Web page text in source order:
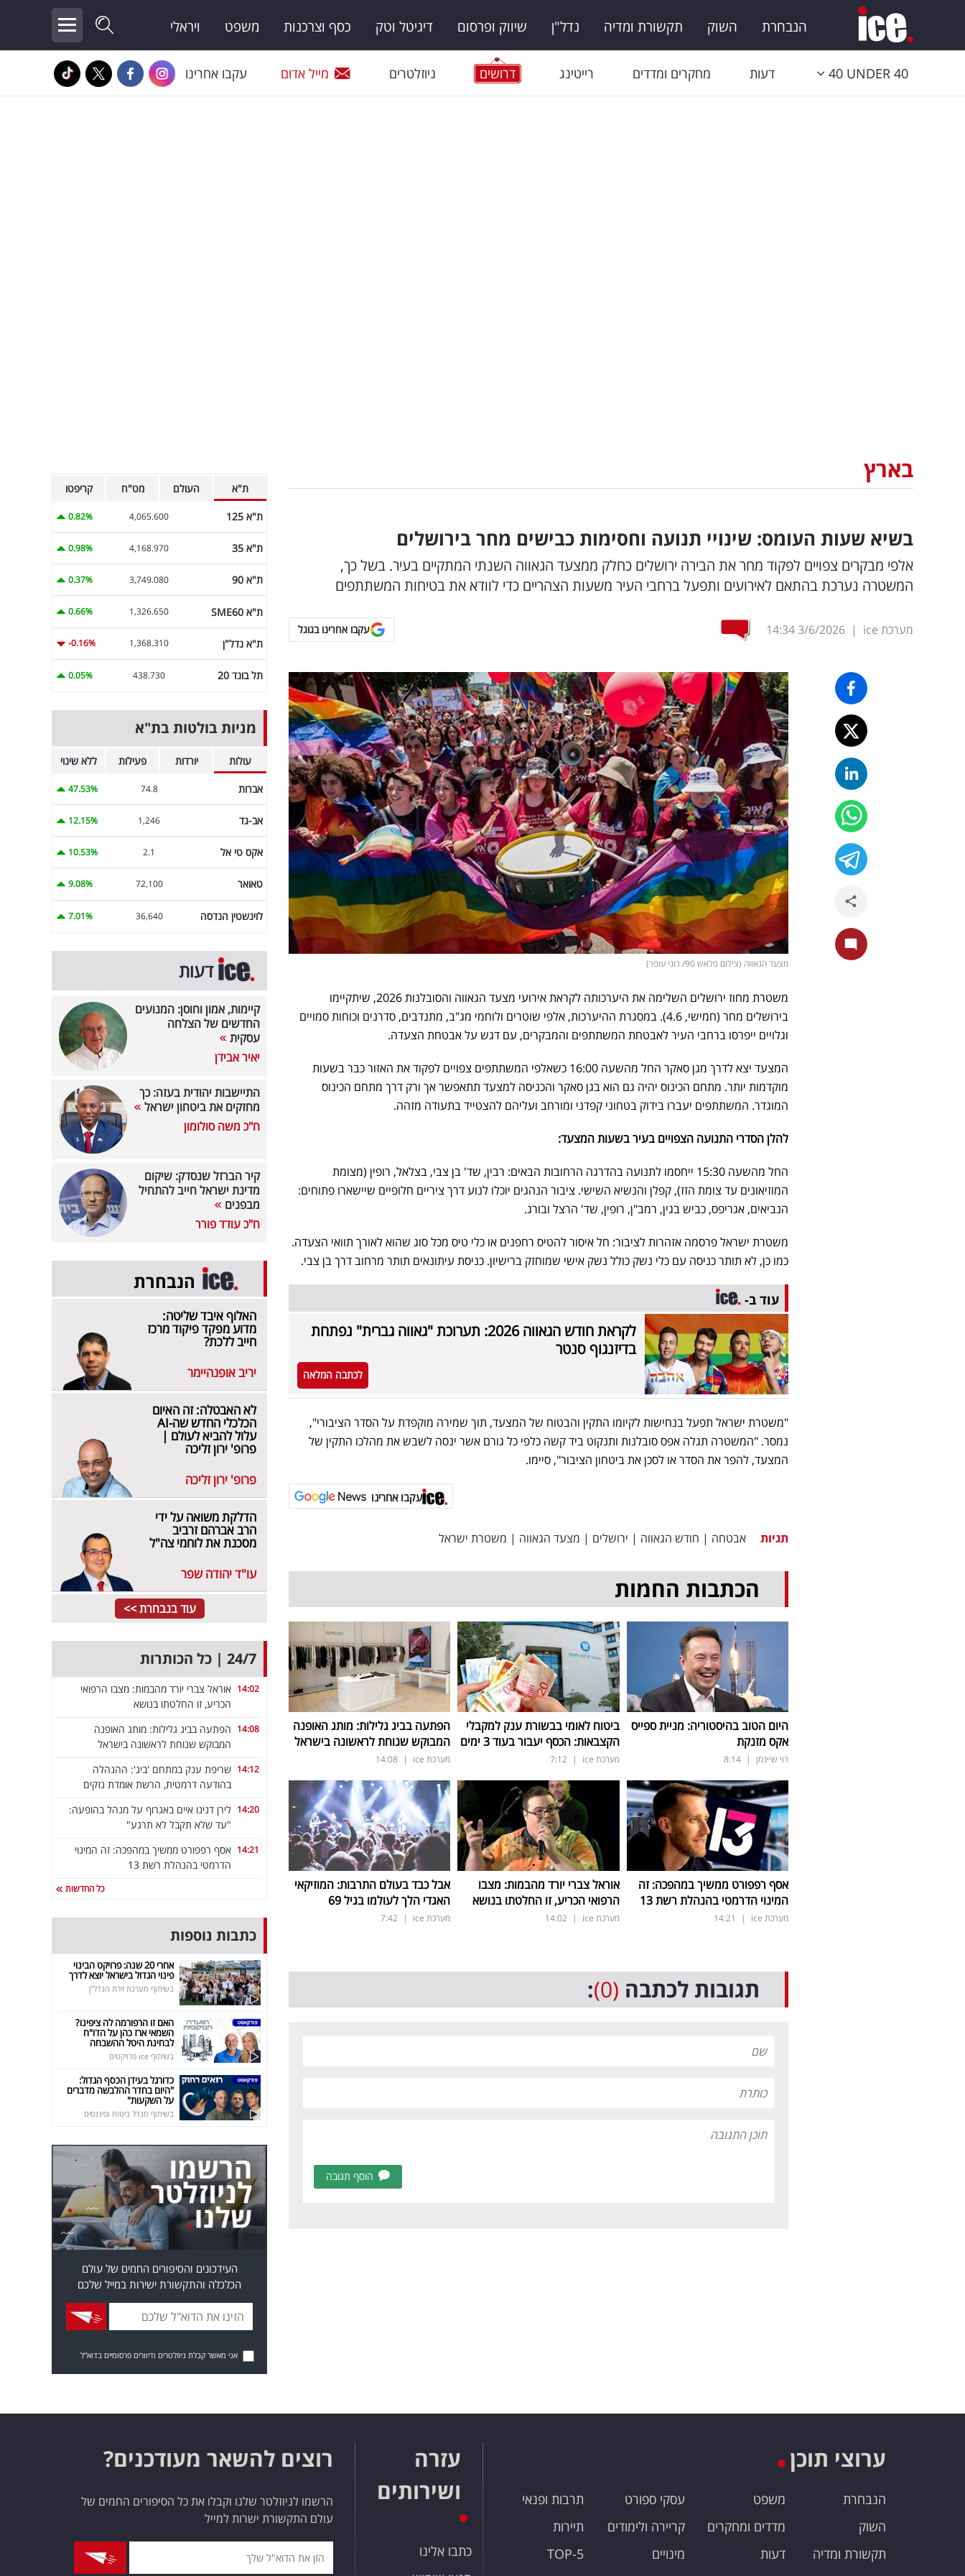
הנבחרת השוק תקשורת ומדיה נדל"ן שיווק ופרסום דיגיטל וטק כסף וצרכנות משפט ויראלי
40 UNDER 40 דעות מחקרים ומדדים רייטינג דרושים ניוזלטרים מייל אדום עקבו אחרינו
בארץ
בשיא שעות העומס: שינויי תנועה וחסימות כבישים מחר בירושלים
אלפי מבקרים צפויים לפקוד מחר את הבירה ירושלים כחלק ממצעד הגאווה השנתי המתקיים בעיר. בשל כך,
המשטרה נערכת בהתאם לאירועים ותפעל ברחבי העיר משעות הצהריים כדי לוודא את בטיחות המשתתפים
מערכת ice |
3/6/2026
14:34 עקבו אחרינו בגוגל
מצעד הגאווה (צילום פלאש 90/ רוני עופר)
משטרת מחוז ירושלים השלימה את היערכותה לקראת אירועי מצעד הגאווה והסובלנות 2026, שיתקיימו
בירושלים מחר (חמישי, 4.6). במסגרת ההיערכות, אלפי שוטרים ולוחמי מג"ב, מתנדבים, סדרנים וכוחות סמויים
וגלויים ייפרסו ברחבי העיר לאבטחת המשתתפים והמבקרים, עם דגש על אבטחת הצעדה.
המצעד יצא לדרך מגן סאקר החל מהשעה 16:00 כשאלפי המשתתפים צפויים לפקוד את האזור כבר בשעות
מוקדמות יותר. מתחם הכינוס יהיה גם הוא בגן סאקר והכניסה למצעד תתאפשר אך ורק דרך מתחם הכינוס
המוגדר. המשתתפים יעברו בידוק בטחוני קפדני ומורחב ועליהם להצטייד בתעודה מזהה.
להלן הסדרי התנועה הצפויים בעיר בשעות המצעד:
​החל מהשעה 15:30 ייחסמו לתנועה בהדרגה הרחובות הבאים: רבין, שד' בן צבי, בצלאל, רופין (מצומת
המוזיאונים עד צומת הזז), קפלן והנשיא השישי. ציבור הנהגים יוכלו לנוע דרך ציריים חלופיים שיישארו פתוחים:
הנביאים, אגריפס, כביש בגין, רמב"ן, רופין, שד' הרצל ובורג.
משטרת ישראל פרסמה אזהרות לציבור: חל איסור להטיס רחפנים או כלי טיס מכל סוג שהוא לאורך תוואי הצעדה.
כמו כן, לא תותר כניסה עם כלי נשק כולל נשק אישי שמוחזק ברישיון. כניסת עיתונאים תותר מרחוב דרך בן צבי.
עוד ב-
לקראת חודש הגאווה 2026: תערוכת "גאווה גברית" נפתחת
בדיזנגוף סנטר
לכתבה המלאה
​"משטרת ישראל תפעל בנחישות לקיומו התקין והבטוח של המצעד, תוך שמירה מוקפדת על הסדר הציבורי",
נמסר. "המשטרה תגלה אפס סובלנות ותנקוט ביד קשה כלפי כל גורם אשר ינסה לשבש את מהלכו התקין של
המצעד, להפר את הסדר או לסכן את ביטחון הציבור", סיימו.
עקבו אחרינו
תגיות אבטחה | חודש הגאווה | ירושלים | מצעד הגאווה | משטרת ישראל
הכתבות החמות
היום הטוב בהיסטוריה: מניית ספייס
אקס מזנקת
רוי שיינמן |
8:14
ביטוח לאומי בבשורת ענק למקבלי
הקצבאות: הכסף יעבור בעוד 3 ימים
מערכת ice |
7:12
הפתעה בביג גלילות: מותג האופנה
המבוקש שנוחת לראשונה בישראל
מערכת ice |
14:08
אסף רפפורט ממשיך במהפכה: זה
המינוי הדרמטי בהנהלת רשת 13
מערכת ice |
14:21
אוראל צברי יורד מהבמות: מצבו
הרפואי הכריע, זו החלטתו בנושא
מערכת ice |
14:02
אבל כבד בעולם התרבות: המוזיקאי
האגדי הלך לעולמו בגיל 69
מערכת ice |
7:42
תגובות לכתבה (0)
:
הוסף תגובה
ת"א העולם מט"ח קריפטו
ת"א 125 4,065.600
0.82%
ת"א 35 4,168.970
0.98%
ת"א 90 3,749.080
0.37%
ת"א SME60 1,326.650
0.66%
ת"א נדל"ן 1,368.310
-0.16%
תל בונד 20 438.730
0.05%
מניות בולטות בת"א
עולות יורדות פעילות ללא שינוי
אברות 74.8
47.53%
אב-גד 1,246
12.15%
אקס טי אל 2.1
10.53%
טאואר 72,100
9.08%
לוינשטין הנדסה 36,640
7.01%
דעות
קיימות, אמון וחוסן: המנועים
החדשים של הצלחה
עסקית
יאיר אבידן
התיישבות יהודית בעזה: כך
מחזקים את ביטחון ישראל
ח"כ משה סולומון
קיר הברזל שנסדק: שיקום
מדינת ישראל חייב להתחיל
מבפנים
ח"כ עודד פורר
הנבחרת
האלוף איבד שליטה:
מדוע מפקד פיקוד מרכז
חייב ללכת?
יריב אופנהיימר
לא האבטלה: זה האיום
הכלכלי החדש שה-AI
עלול להביא לעולם |
פרופ' ירון זליכה
פרופ' ירון זליכה
הדלקת משואה על ידי
הרב אברהם זרביב
מסכנת את לוחמי צה"ל
עו"ד יהודה שפר
עוד בנבחרת >>
24/7 | כל הכותרות
14:02 אוראל צברי יורד מהבמות: מצבו הרפואי
הכריע, זו החלטתו בנושא
14:08 הפתעה בביג גלילות: מותג האופנה
המבוקש שנוחת לראשונה בישראל
14:12 שריפת ענק במתחם 'ביג': ההנהלה
בהודעה דרמטית, הרשת אומדת נזקים
14:20 לירן דנינו איים באגרוף על מנהל בהופעה:
"עד שלא תקבל לא תרגע"
14:21 אסף רפפורט ממשיך במהפכה: זה המינוי
הדרמטי בהנהלת רשת 13
כל החדשות
כתבות נוספות
אחרי 20 שנה: פרויקט הבינוי
פינוי הגדול בישראל יוצא לדרך
בשיתוף מערכת זירת הנדל"ן
האם זו הרפורמה לה ציפינו?
השמאי ארז כהן על הדו"ח
לבחינת היטל ההשבחה
בשיתוף ice פרויקטים
כדורגל בעידן הכסף הגדול:
"היום בחדר ההלבשה מדברים
על השקעות"
בשיתוף מגדל ביטוח ופיננסים
העידכונים והסיפורים החמים של עולם
הכלכלה והתקשורת ישירות במייל שלכם
אני מאשר קבלת ניוזלטרים ודיוורים פרסומיים בדוא"ל
ערוצי תוכן
הנבחרת
השוק
תקשורת ומדיה
משפט
מדדים ומחקרים
דעות
עסקי ספורט
קריירה ולימודים
מינויים
תרבות ופנאי
תיירות
TOP-5
עזרה
ושירותים
כתבו אלינו
רוצים להשאר מעודכנים?
הרשמו לניוזלטר שלנו וקבלו את כל הסיפורים החמים של
עולם התקשורת ישרות למייל